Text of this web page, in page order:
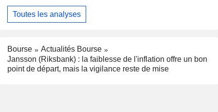
Toutes les analyses
Bourse
Actualités Bourse
Jansson (Riksbank) : la faiblesse de l'inflation offre un bon
point de départ, mais la vigilance reste de mise